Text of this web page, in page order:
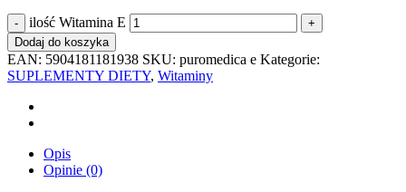
ilość Witamina E
Dodaj do koszyka
EAN: 5904181181938 SKU: puromedica e Kategorie:
SUPLEMENTY DIETY, Witaminy
Opis
Opinie (0)